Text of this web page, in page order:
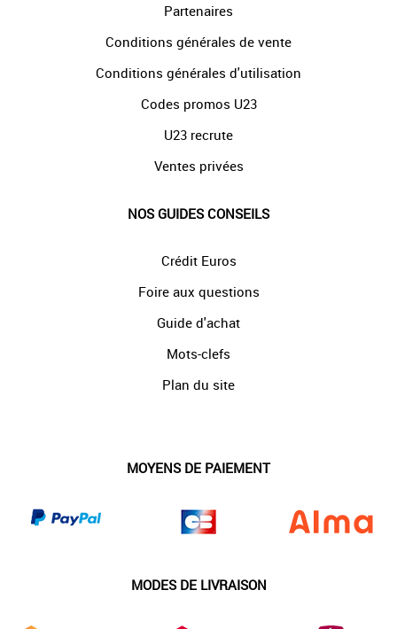
Partenaires
Conditions générales de vente
Conditions générales d'utilisation
Codes promos U23
U23 recrute
Ventes privées
NOS GUIDES CONSEILS
Crédit Euros
Foire aux questions
Guide d'achat
Mots-clefs
Plan du site
MOYENS DE PAIEMENT
MODES DE LIVRAISON